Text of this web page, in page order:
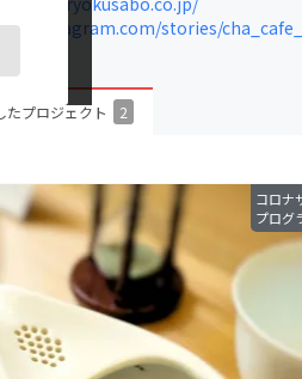
チャレンジ
CAMPFIREふるさと納
stories/
たプロジェクト 2
コロナ
プログ